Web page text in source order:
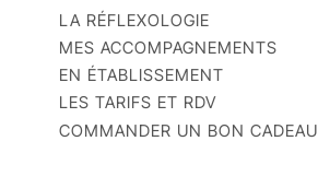
LA RÉFLEXOLOGIE
MES ACCOMPAGNEMENTS
EN ÉTABLISSEMENT
LES TARIFS ET RDV
COMMANDER UN BON CADEAU